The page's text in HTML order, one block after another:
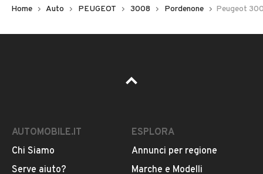
Pubblicità
Home Auto PEUGEOT 3008 Pordenone Peugeot
AUTOMOBILE.IT
Chi Siamo
Serve aiuto?
ESPLORA
Annunci per regione
Marche e Modelli